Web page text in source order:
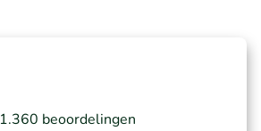
1.360 beoordelingen